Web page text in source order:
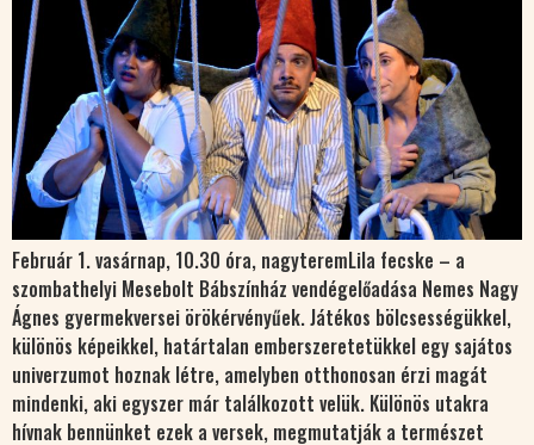
Február 1. vasárnap, 10.30 óra, nagyteremLila fecske – a
szombathelyi Mesebolt Bábszínház vendégelőadása Nemes Nagy
Ágnes gyermekversei örökérvényűek. Játékos bölcsességükkel,
különös képeikkel, határtalan emberszeretetükkel egy sajátos
univerzumot hoznak létre, amelyben otthonosan érzi magát
mindenki, aki egyszer már találkozott velük. Különös utakra
hívnak bennünket ezek a versek, megmutatják a természet